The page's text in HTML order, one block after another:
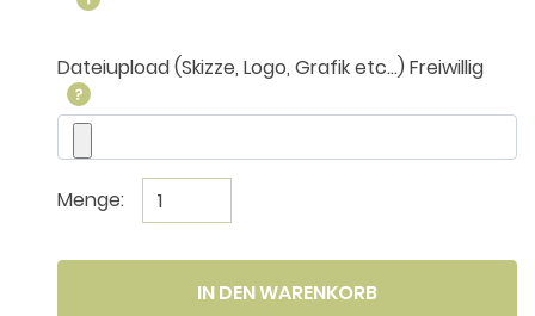
Dateiupload (Skizze, Logo, Grafik etc...) Freiwillig
Menge:
IN DEN WARENKORB